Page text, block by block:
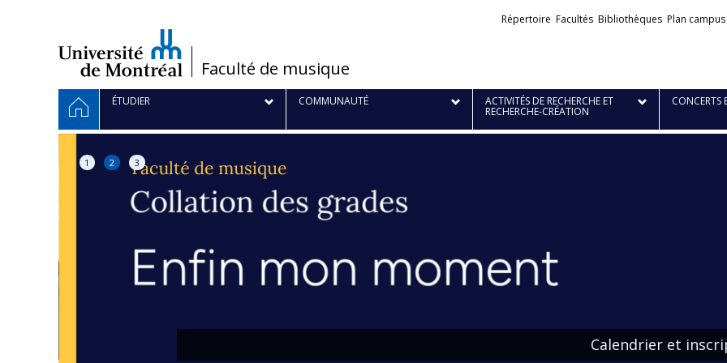
/Faculté de musique
Liens
Répertoire Facultés Bibliothèques Plan campus
Navigation
principale
ACCUEILÉTUDIER COMMUNAUTÉ ACTIVITÉS DE RECHERCHE ET
RECHERCHE-CRÉATION
CONCERTS
1 2 3